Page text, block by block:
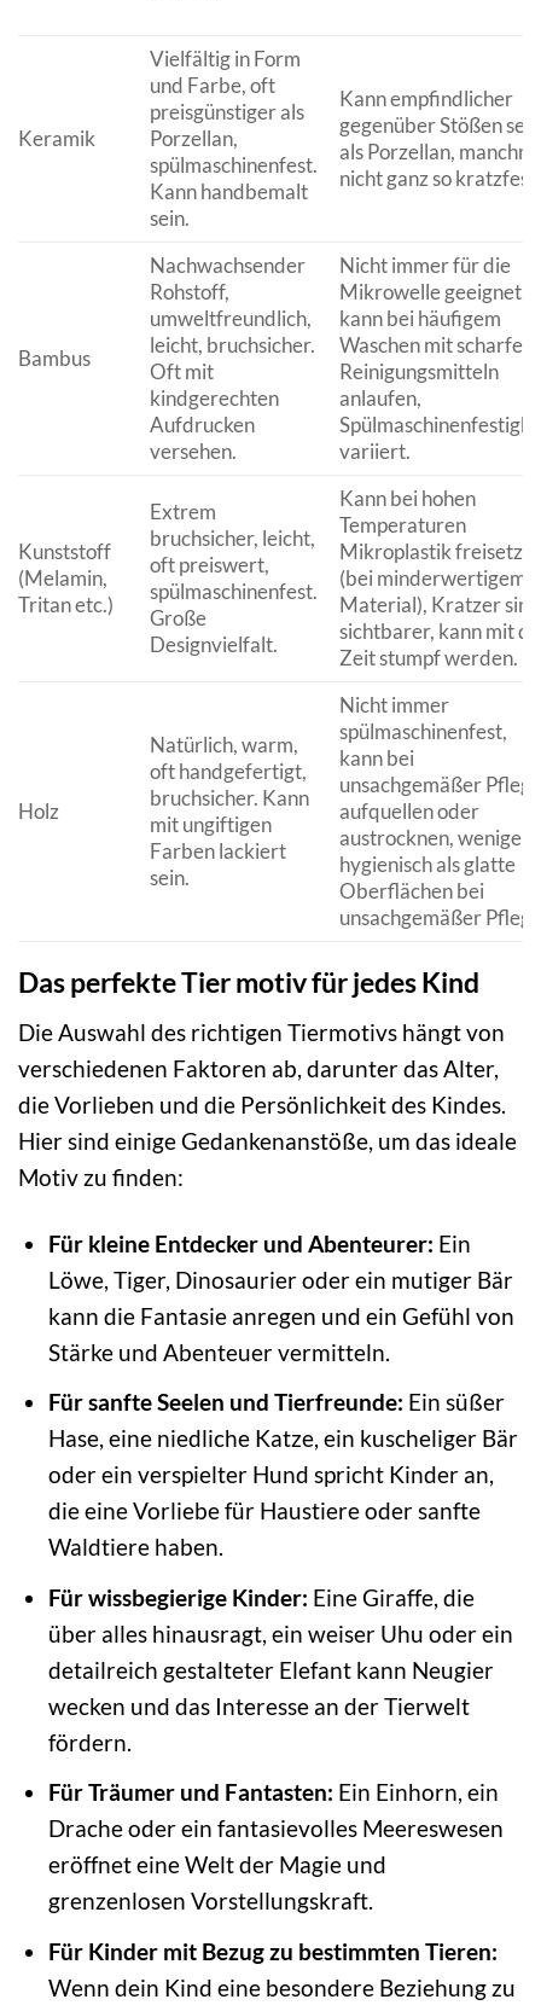
Keramik
Vielfältig in Form
und Farbe, oft
preisgünstiger als
Porzellan,
spülmaschinenfest.
Kann handbemalt
sein.
Kann empfindlicher
gegenüber Stößen sein
als Porzellan,
nicht ganz so kratzfest.
Bambus
Nachwachsender
Rohstoff,
umweltfreundlich,
leicht, bruchsicher.
Oft mit
kindgerechten
Aufdrucken
versehen.
Nicht immer für die
Mikrowelle geeignet,
kann bei häufigem
Waschen mit scharfen
Reinigungsmitteln
anlaufen,
variiert.
Kunststoff
(Melamin,
Tritan etc.)
Extrem
bruchsicher, leicht,
oft preiswert,
spülmaschinenfest.
Große
Designvielfalt.
Kann bei hohen
Temperaturen
Mikroplastik
(bei minderwertigem
Material), Kratzer sind
sichtbarer, kann mit
Zeit stumpf werden.
Holz
Natürlich, warm,
oft handgefertigt,
bruchsicher. Kann
mit ungiftigen
Farben lackiert
sein.
Nicht immer
spülmaschinenfest,
kann bei
unsachgemäßer Pflege
aufquellen oder
austrocknen, weniger
hygienisch als glatte
Oberflächen bei
unsachgemäßer
Das perfekte Tier motiv für jedes Kind
Die Auswahl des richtigen Tiermotivs hängt von
verschiedenen Faktoren ab, darunter das Alter,
die Vorlieben und die Persönlichkeit des Kindes.
Hier sind einige Gedankenanstöße, um das ideale
Motiv zu finden:
Für kleine Entdecker und Abenteurer: Ein
Löwe, Tiger, Dinosaurier oder ein mutiger Bär
kann die Fantasie anregen und ein Gefühl von
Stärke und Abenteuer vermitteln.
Für sanfte Seelen und Tierfreunde: Ein süßer
Hase, eine niedliche Katze, ein kuscheliger Bär
oder ein verspielter Hund spricht Kinder an,
die eine Vorliebe für Haustiere oder sanfte
Waldtiere haben.
Für wissbegierige Kinder: Eine Giraffe, die
über alles hinausragt, ein weiser Uhu oder ein
detailreich gestalteter Elefant kann Neugier
wecken und das Interesse an der Tierwelt
fördern.
Für Träumer und Fantasten: Ein Einhorn, ein
Drache oder ein fantasievolles Meereswesen
eröffnet eine Welt der Magie und
grenzenlosen Vorstellungskraft.
Für Kinder mit Bezug zu bestimmten Tieren:
Wenn dein Kind eine besondere Beziehung zu